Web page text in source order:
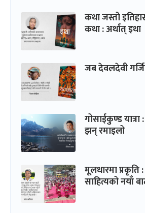
कथा जस्तो
कथा : अर्थात् इथा
जब देवलदेवी
गोसाईकुण्ड यात्रा :
झन् रमाइलो
मूलधारमा
साहित्यको नयाँ